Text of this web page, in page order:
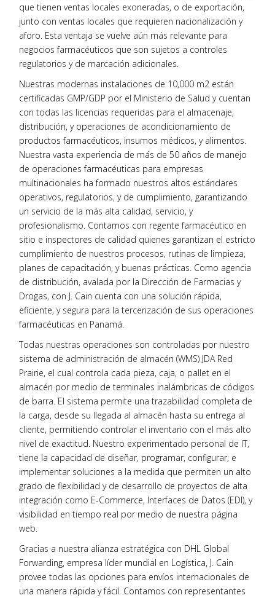
que tienen ventas locales exoneradas, o de exportación,
junto con ventas locales que requieren nacionalización y
aforo. Esta ventaja se vuelve aún más relevante para
negocios farmacéuticos que son sujetos a controles
regulatorios y de marcación adicionales.
Nuestras modernas instalaciones de 10,000 m2 están
certificadas GMP/GDP por el Ministerio de Salud y cuentan
con todas las licencias requeridas para el almacenaje,
distribución, y operaciones de acondicionamiento de
productos farmacéuticos, insumos médicos, y alimentos.
Nuestra vasta experiencia de más de 50 años de manejo
de operaciones farmacéuticas para empresas
multinacionales ha formado nuestros altos estándares
operativos, regulatorios, y de cumplimiento, garantizando
un servicio de la más alta calidad, servicio, y
profesionalismo. Contamos con regente farmacéutico en
sitio e inspectores de calidad quienes garantizan el estricto
cumplimiento de nuestros procesos, rutinas de limpieza,
planes de capacitación, y buenas prácticas. Como agencia
de distribución, avalada por la Dirección de Farmacias y
Drogas, con J. Cain cuenta con una solución rápida,
eficiente, y segura para la tercerización de sus operaciones
farmacéuticas en Panamá.
Todas nuestras operaciones son controladas por nuestro
sistema de administración de almacén (WMS) JDA Red
Prairie, el cual controla cada pieza, caja, o pallet en el
almacén por medio de terminales inalámbricas de códigos
de barra. El sistema permite una trazabilidad completa de
la carga, desde su llegada al almacén hasta su entrega al
cliente, permitiendo controlar el inventario con el más alto
nivel de exactitud. Nuestro experimentado personal de IT,
tiene la capacidad de diseñar, programar, configurar, e
implementar soluciones a la medida que permiten un alto
grado de flexibilidad y de desarrollo de proyectos de alta
integración como E-Commerce, Interfaces de Datos (EDI), y
visibilidad en tiempo real por medio de nuestra página
web.
Gracias a nuestra alianza estratégica con DHL Global
Forwarding, empresa líder mundial en Logística, J. Cain
provee todas las opciones para envíos internacionales de
una manera rápida y fácil. Contamos con representantes